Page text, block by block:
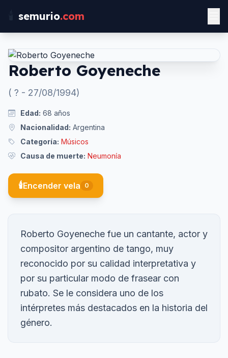
semurio.com
Roberto Goyeneche
( ? - 27/08/1994)
Edad: 68 años
Nacionalidad: Argentina
Categoría: Músicos
Causa de muerte: Neumonía
🕯️Encender vela 0
Roberto Goyeneche fue un cantante, actor y
compositor argentino de tango, muy
reconocido por su calidad interpretativa y
por su particular modo de frasear con
rubato. Se le considera uno de los
intérpretes más destacados en la historia del
género.